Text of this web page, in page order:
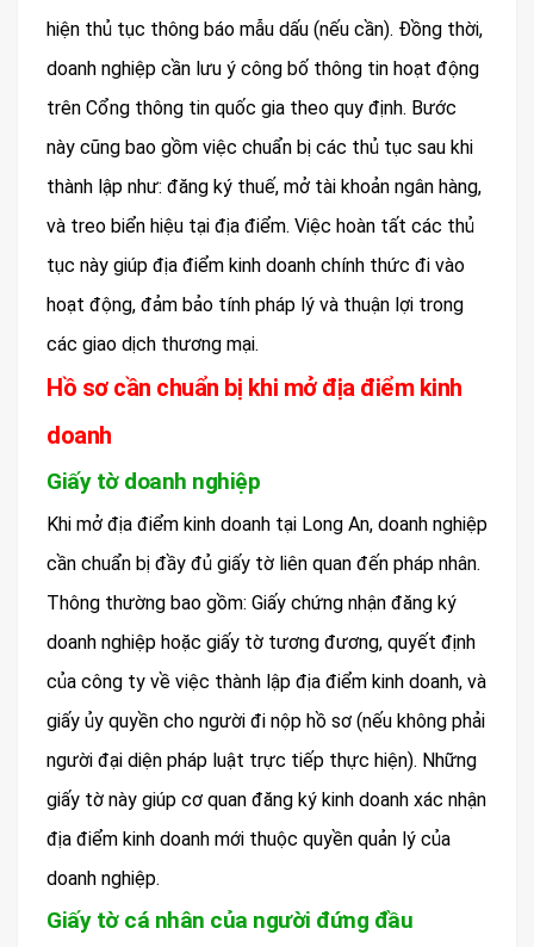
hiện thủ tục thông báo mẫu dấu (nếu cần). Đồng thời,
doanh nghiệp cần lưu ý công bố thông tin hoạt động
trên Cổng thông tin quốc gia theo quy định. Bước
này cũng bao gồm việc chuẩn bị các thủ tục sau khi
thành lập như: đăng ký thuế, mở tài khoản ngân hàng,
và treo biển hiệu tại địa điểm. Việc hoàn tất các thủ
tục này giúp địa điểm kinh doanh chính thức đi vào
hoạt động, đảm bảo tính pháp lý và thuận lợi trong
các giao dịch thương mại.
Hồ sơ cần chuẩn bị khi mở địa điểm kinh
doanh
Giấy tờ doanh nghiệp
Khi mở địa điểm kinh doanh tại Long An, doanh nghiệp
cần chuẩn bị đầy đủ giấy tờ liên quan đến pháp nhân.
Thông thường bao gồm: Giấy chứng nhận đăng ký
doanh nghiệp hoặc giấy tờ tương đương, quyết định
của công ty về việc thành lập địa điểm kinh doanh, và
giấy ủy quyền cho người đi nộp hồ sơ (nếu không phải
người đại diện pháp luật trực tiếp thực hiện). Những
giấy tờ này giúp cơ quan đăng ký kinh doanh xác nhận
địa điểm kinh doanh mới thuộc quyền quản lý của
doanh nghiệp.
Giấy tờ cá nhân của người đứng đầu